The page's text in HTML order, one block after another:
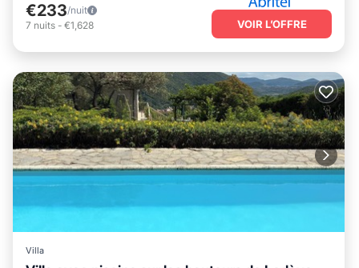
€233/nuit
7 nuits - €1,628 VOIR L’OFFRE
Villa